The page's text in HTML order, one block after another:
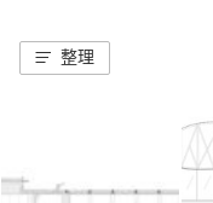
整理